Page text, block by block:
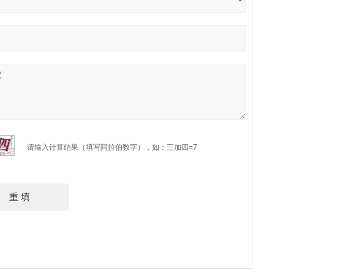
请输入计算结果（填写阿拉伯数字），如：三加四=7